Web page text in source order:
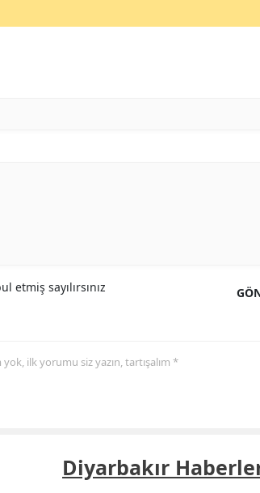
etmiş sayılırsınız
ilk yorumu siz yazın, tartışalım *
Diyarbakır